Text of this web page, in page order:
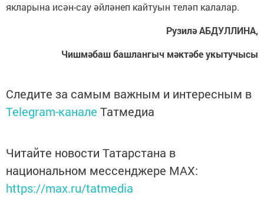
якларына исән-сау әйләнеп кайтуын теләп калалар.
Рузилә АБДУЛЛИНА,
Чишмәбаш башлангыч мәктәбе укытучысы
Следите за самым важным и интересным в
Telegram-канале Татмедиа
Читайте новости Татарстана в
национальном мессенджере MАХ:
https://max.ru/tatmedia